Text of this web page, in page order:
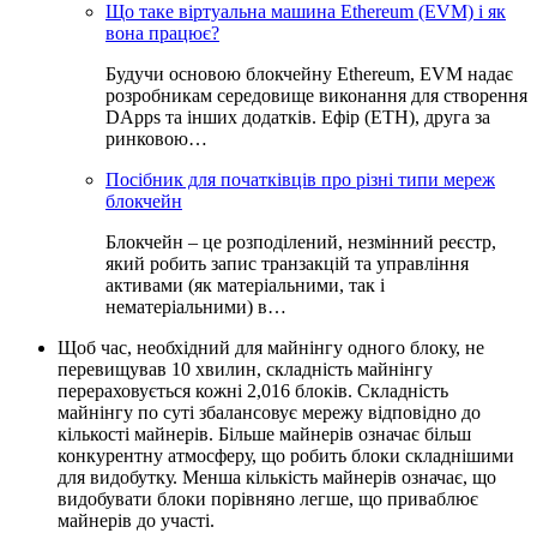
Що таке віртуальна машина Ethereum (EVM) і як
вона працює?
Будучи основою блокчейну Ethereum, EVM надає
розробникам середовище виконання для створення
DApps та інших додатків. Ефір (ETH), друга за
ринковою…
Посібник для початківців про різні типи мереж
блокчейн
Блокчейн – це розподілений, незмінний реєстр,
який робить запис транзакцій та управління
активами (як матеріальними, так і
нематеріальними) в…
Щоб час, необхідний для майнінгу одного блоку, не
перевищував 10 хвилин, складність майнінгу
перераховується кожні 2,016 блоків. Складність
майнінгу по суті збалансовує мережу відповідно до
кількості майнерів. Більше майнерів означає більш
конкурентну атмосферу, що робить блоки складнішими
для видобутку. Менша кількість майнерів означає, що
видобувати блоки порівняно легше, що приваблює
майнерів до участі.